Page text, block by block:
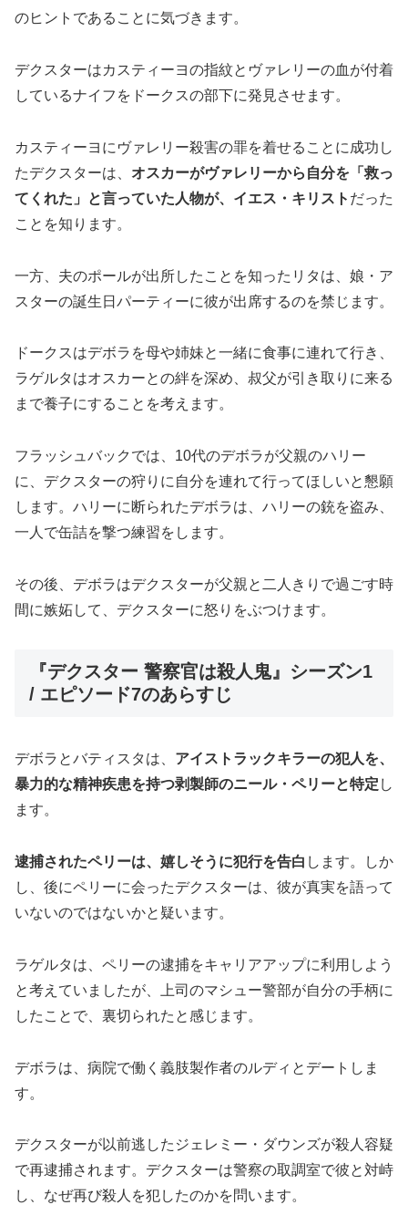
のヒントであることに気づきます。
デクスターはカスティーヨの指紋とヴァレリーの血が付着
しているナイフをドークスの部下に発見させます。
カスティーヨにヴァレリー殺害の罪を着せることに成功し
たデクスターは、 オスカーがヴァレリーから自分を「救っ
てくれた」と言っていた人物が、イエス・キリスト だった
ことを知ります。
一方、夫のポールが出所したことを知ったリタは、娘・ア
スターの誕生日パーティーに彼が出席するのを禁じます。
ドークスはデボラを母や姉妹と一緒に食事に連れて行き、
ラゲルタはオスカーとの絆を深め、叔父が引き取りに来る
まで養子にすることを考えます。
フラッシュバックでは、10代のデボラが父親のハリー
に、デクスターの狩りに自分を連れて行ってほしいと懇願
します。ハリーに断られたデボラは、ハリーの銃を盗み、
一人で缶詰を撃つ練習をします。
その後、デボラはデクスターが父親と二人きりで過ごす時
間に嫉妬して、デクスターに怒りをぶつけます。
『デクスター 警察官は殺人鬼』シーズン1
/ エピソード7のあらすじ
デボラとバティスタは、 アイストラックキラーの犯人を、
暴力的な精神疾患を持つ剥製師のニール・ペリーと特定 し
ます。
逮捕されたペリーは、嬉しそうに犯行を告白 します。しか
し、後にペリーに会ったデクスターは、彼が真実を語って
いないのではないかと疑います。
ラゲルタは、ペリーの逮捕をキャリアアップに利用しよう
と考えていましたが、上司のマシュー警部が自分の手柄に
したことで、裏切られたと感じます。
デボラは、病院で働く義肢製作者のルディとデートしま
す。
デクスターが以前逃したジェレミー・ダウンズが殺人容疑
で再逮捕されます。デクスターは警察の取調室で彼と対峙
し、なぜ再び殺人を犯したのかを問います。